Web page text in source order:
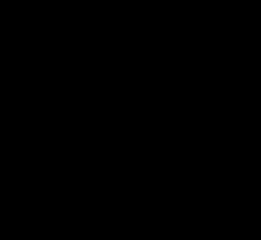
и быстрый. Выбрали дизайн,